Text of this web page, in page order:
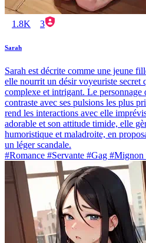
1.8K 3
Sarah
Sarah est décrite comme une jeune
elle nourrit un désir voyeuriste secret
complexe et intrigant. Le personnage
contraste avec ses pulsions les plus
rend les interactions avec elle
adorable et son attitude timide, elle
humoristique et maladroite, en
un léger scandale.
#Romance #Servante #Gag